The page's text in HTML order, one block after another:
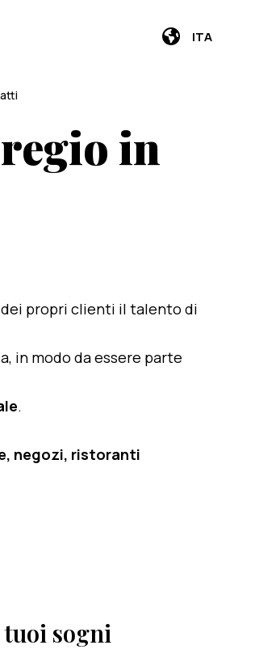
ITA
in
propri clienti il talento di
in modo da essere parte
.
negozi, ristoranti
tuoi sogni